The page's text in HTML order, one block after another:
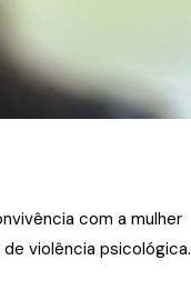
com a mulher
violência psicológica.